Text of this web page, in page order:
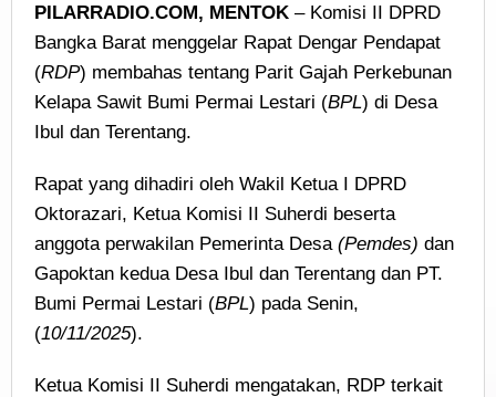
PILARRADIO.COM, MENTOK – Komisi II DPRD
Bangka Barat menggelar Rapat Dengar Pendapat
(RDP) membahas tentang Parit Gajah Perkebunan
Kelapa Sawit Bumi Permai Lestari (BPL) di Desa
Ibul dan Terentang.
Rapat yang dihadiri oleh Wakil Ketua I DPRD
Oktorazari, Ketua Komisi II Suherdi beserta
anggota perwakilan Pemerinta Desa (Pemdes) dan
Gapoktan kedua Desa Ibul dan Terentang dan PT.
Bumi Permai Lestari (BPL) pada Senin,
(10/11/2025).
Ketua Komisi II Suherdi mengatakan, RDP terkait